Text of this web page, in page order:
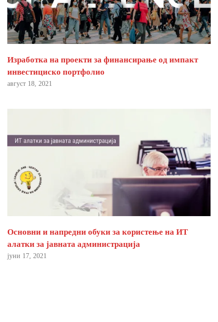
Изработка на проекти за финансирање од импакт
инвестициско портфолио
август 18, 2021
Основни и напредни обуки за користење на ИТ
алатки за јавната администрација
јуни 17, 2021